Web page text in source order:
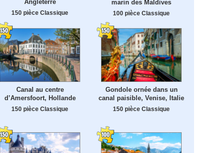
Angleterre
150 pièce Classique
marin des Maldives
100 pièce Classique
Canal au centre
d’Amersfoort, Hollande
150 pièce Classique
Gondole ornée dans un
canal paisible, Venise, Italie
150 pièce Classique